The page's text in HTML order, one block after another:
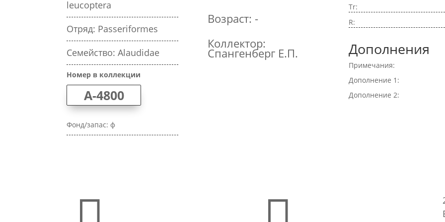
leucoptera
Отряд: Passeriformes
Семейство: Alaudidae
Номер в коллекции
A-4800
Фонд/запас: ф
Возраст: -
Коллектор:
Спангенберг Е.П.
Tr:
R:
Дополнения
Примечания:
Дополнение 1:
Дополнение 2: